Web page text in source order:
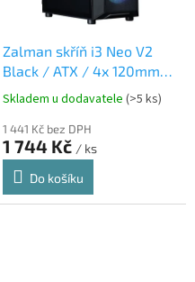
Zalman skříň i3 Neo V2
Black / ATX / 4x 120mm
RGB Fan / 2x USB 3.0 /
Skladem u dodavatele (>5 ks)
1 441 Kč bez DPH
1 744 Kč / ks
Do košíku